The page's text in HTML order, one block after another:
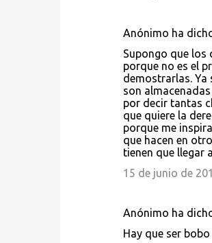
Anónimo ha
Supongo que los
porque no es el
demostrarlas. Ya
son
por decir tantas
que quiere la
porque me
que hacen en
tienen que llegar
15 de junio de
Anónimo ha
Hay que ser